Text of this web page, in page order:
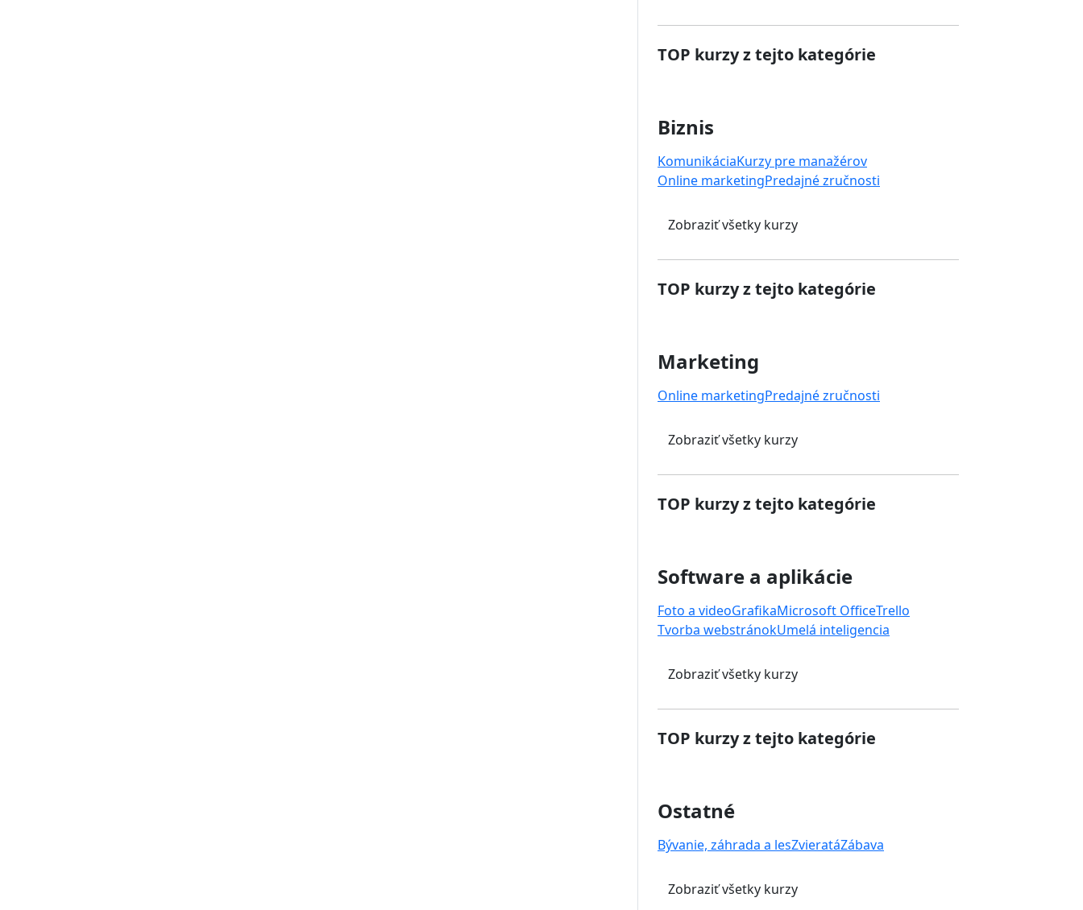
TOP kurzy z tejto kategórie
Biznis
KomunikáciaKurzy pre manažérov
Online marketingPredajné zručnosti
Zobraziť všetky kurzy
TOP kurzy z tejto kategórie
Marketing
Online marketingPredajné zručnosti
Zobraziť všetky kurzy
TOP kurzy z tejto kategórie
Software a aplikácie
Foto a videoGrafikaMicrosoft OfficeTrello
Tvorba webstránokUmelá inteligencia
Zobraziť všetky kurzy
TOP kurzy z tejto kategórie
Ostatné
Bývanie, záhrada a lesZvieratáZábava
Zobraziť všetky kurzy